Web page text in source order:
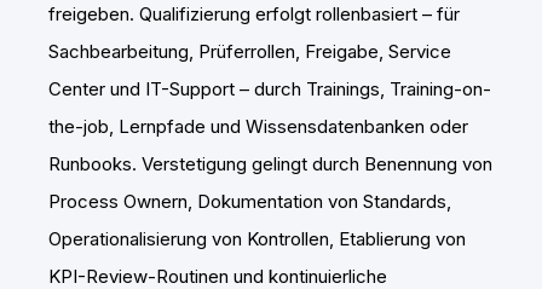
freigeben. Qualifizierung erfolgt rollenbasiert – für
Sachbearbeitung, Prüferrollen, Freigabe, Service
Center und IT-Support – durch Trainings, Training-on-
the-job, Lernpfade und Wissensdatenbanken oder
Runbooks. Verstetigung gelingt durch Benennung von
Process Ownern, Dokumentation von Standards,
Operationalisierung von Kontrollen, Etablierung von
KPI-Review-Routinen und kontinuierliche